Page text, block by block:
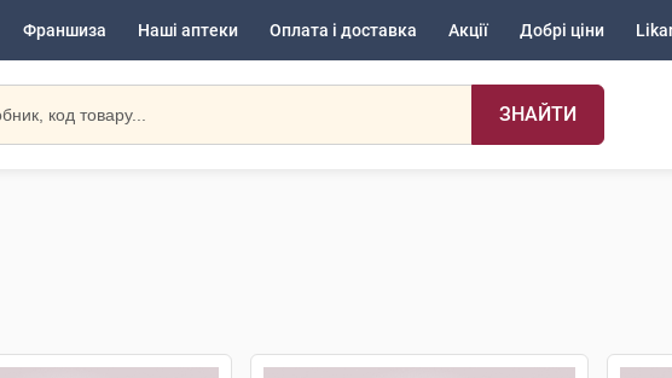
Франшиза Наші аптеки Оплата і доставка Акції Добрі ціни
ЗНАЙТИ